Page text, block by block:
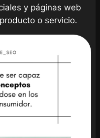
y páginas web
o servicio.